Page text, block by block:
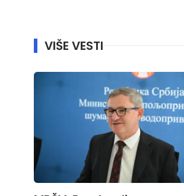
VIŠE VESTI